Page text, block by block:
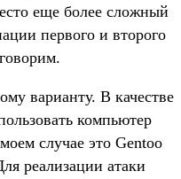
еще более сложный
первого и второго
варианту. В качестве
компьютер
случае это Gentoo
реализации атаки